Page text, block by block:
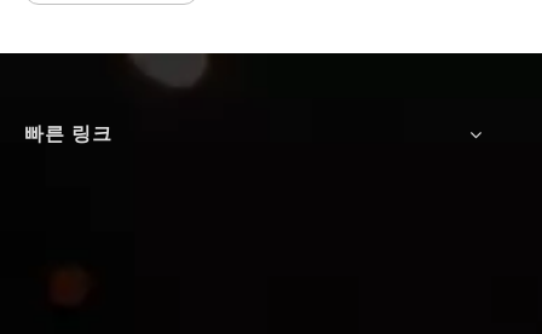
빠른 링크